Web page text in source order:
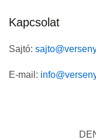
Kapcsolat
Sajtó:
E-mail: